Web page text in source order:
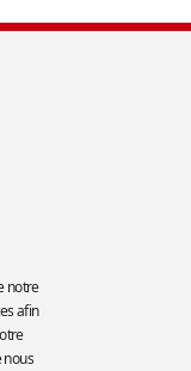
notre
afin
nous